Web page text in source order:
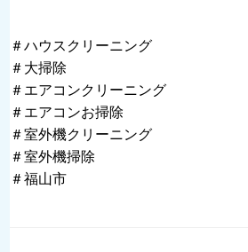
＃ハウスクリーニング
＃大掃除
＃エアコンクリーニング
＃エアコンお掃除
＃室外機クリーニング
＃室外機掃除
＃福山市